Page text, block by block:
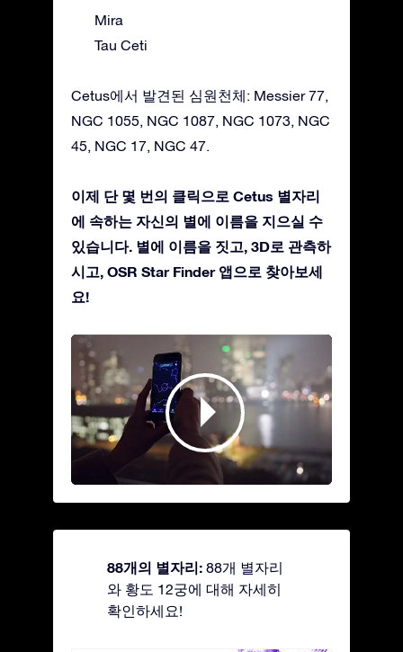
Mira
Tau Ceti
Cetus에서 발견된 심원천체: Messier 77,
NGC 1055, NGC 1087, NGC 1073, NGC
45, NGC 17, NGC 47.
이제 단 몇 번의 클릭으로 Cetus 별자리
에 속하는 자신의 별에 이름을 지으실 수
있습니다. 별에 이름을 짓고, 3D로 관측하
시고, OSR Star Finder 앱으로 찾아보세
요!
88개의 별자리: 88개 별자리
와 황도 12궁에 대해 자세히
확인하세요!